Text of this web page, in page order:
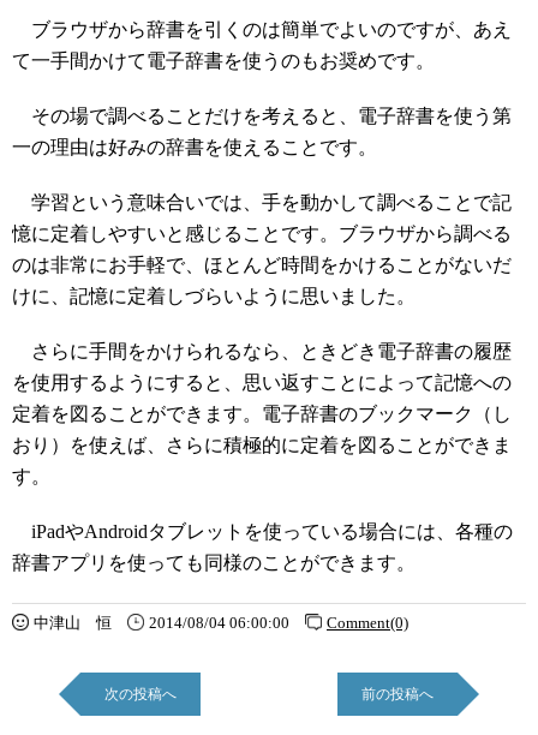
ブラウザから辞書を引くのは簡単でよいのですが、あえ
て一手間かけて電子辞書を使うのもお奨めです。
その場で調べることだけを考えると、電子辞書を使う第
一の理由は好みの辞書を使えることです。
学習という意味合いでは、手を動かして調べることで記
憶に定着しやすいと感じることです。ブラウザから調べる
のは非常にお手軽で、ほとんど時間をかけることがないだ
けに、記憶に定着しづらいように思いました。
さらに手間をかけられるなら、ときどき電子辞書の履歴
を使用するようにすると、思い返すことによって記憶への
定着を図ることができます。電子辞書のブックマーク（し
おり）を使えば、さらに積極的に定着を図ることができま
す。
iPadやAndroidタブレットを使っている場合には、各種の
辞書アプリを使っても同様のことができます。
中津山 恒 2014/08/04 06:00:00 Comment(0)
次の投稿へ 前の投稿へ